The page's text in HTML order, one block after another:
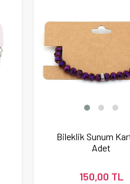
Bileklik Sunum
Adet
150,00 TL